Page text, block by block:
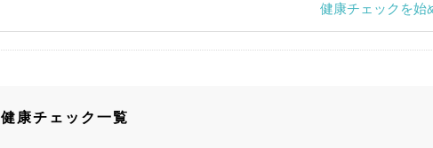
健康チェックを始
健康チェック一覧